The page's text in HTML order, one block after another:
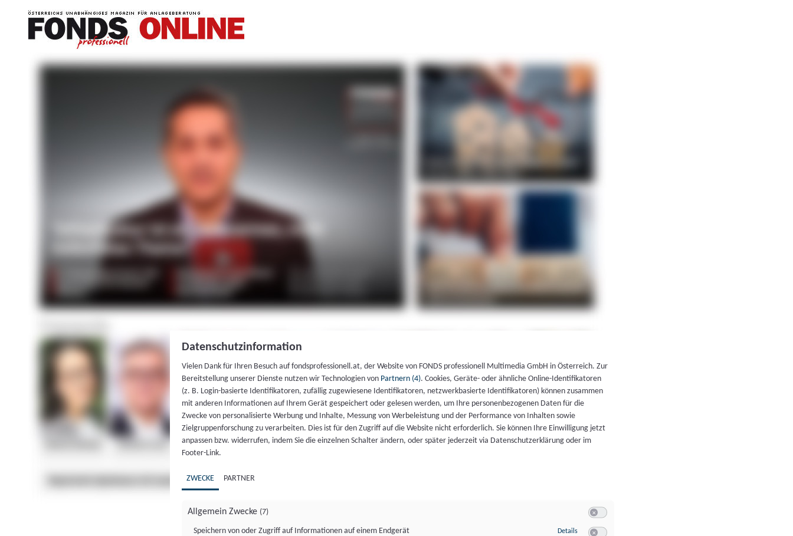
Datenschutzinformation
Vielen Dank für Ihren Besuch auf fondsprofessionell.at, der Website von FONDS professionell Multimedia GmbH in Österreich. Zur
Bereitstellung unserer Dienste nutzen wir Technologien von Partnern (4). Cookies, Geräte- oder ähnliche Online-Identifikatoren
(z. B. Login-basierte Identifikatoren, zufällig zugewiesene Identifikatoren, netzwerkbasierte Identifikatoren) können zusammen
mit anderen Informationen auf Ihrem Gerät gespeichert oder gelesen werden, um Ihre personenbezogenen Daten für die
Zwecke von personalisierte Werbung und Inhalte, Messung von Werbeleistung und der Performance von Inhalten sowie
Zielgruppenforschung zu verarbeiten. Dies ist für den Zugriff auf die Website nicht erforderlich. Sie können Ihre Einwilligung jetzt
anpassen bzw. widerrufen, indem Sie die einzelnen Schalter ändern, oder später jederzeit via Datenschutzerklärung oder im
Footer-Link.
ZWECKE PARTNER
Allgemein Zwecke (7)
Speichern von oder Zugriff auf Informationen auf einem Endgerät
Details zu Speichern von oder Zugriff auf Informationen auf einem Endgerät